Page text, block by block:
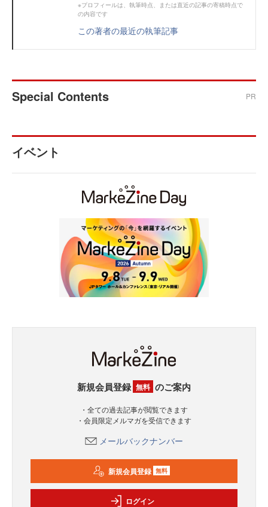
※プロフィールは、執筆時点、または直近の記事の寄稿時点で
の内容です
この著者の最近の執筆記事
Special Contents PR
イベント
新規会員登録 無料 のご案内
・全ての過去記事が閲覧できます
・会員限定メルマガを受信できます
メールバックナンバー
新規会員登録 無料
ログイン